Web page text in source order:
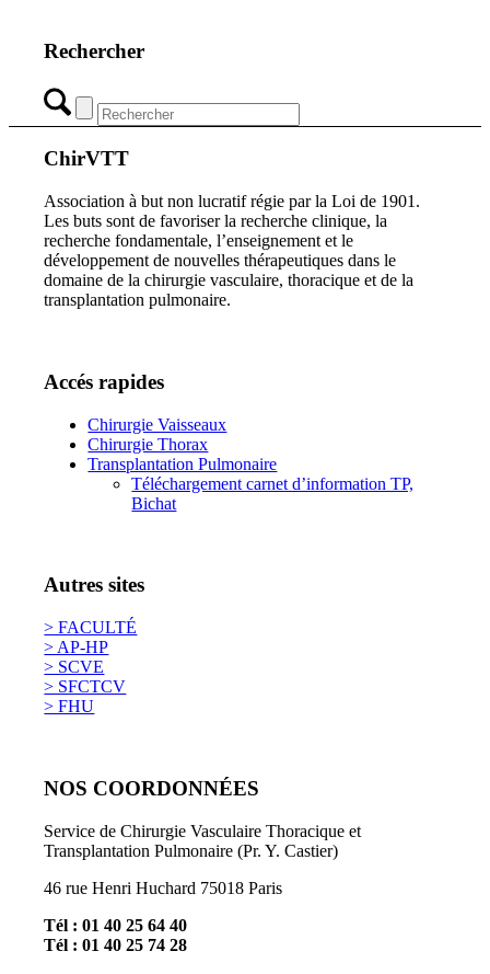
Rechercher
ChirVTT
Association à but non lucratif régie par la Loi de 1901.
Les buts sont de favoriser la recherche clinique, la
recherche fondamentale, l’enseignement et le
développement de nouvelles thérapeutiques dans le
domaine de la chirurgie vasculaire, thoracique et de la
transplantation pulmonaire.
Accés rapides
Chirurgie Vaisseaux
Chirurgie Thorax
Transplantation Pulmonaire
Téléchargement carnet d’information TP,
Bichat
Autres sites
> FACULTÉ
> AP-HP
> SCVE
> SFCTCV
> FHU
NOS COORDONNÉES
Service de Chirurgie Vasculaire Thoracique et
Transplantation Pulmonaire (Pr. Y. Castier)
46 rue Henri Huchard 75018 Paris
Tél : 01 40 25 64 40
Tél : 01 40 25 74 28